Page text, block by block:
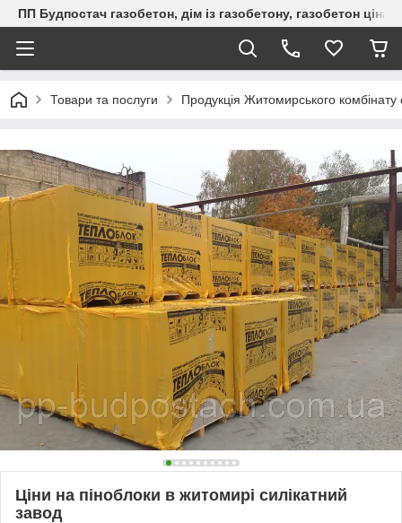
ПП Будпостач газобетон, дім із газобетону, газобетон
Товари та послуги Продукція Житомирського комбінату
Ціни на піноблоки в житомирі силікатний
завод